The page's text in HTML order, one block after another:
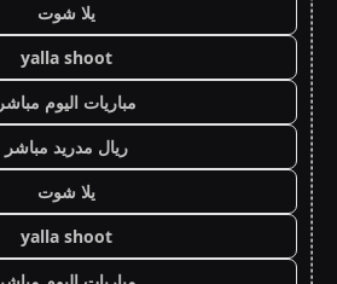
يلا شوت
yalla shoot
مباريات اليوم مباشر
ريال مدريد مباشر
يلا شوت
yalla shoot